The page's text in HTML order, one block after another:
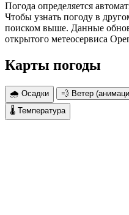
Погода определяется
Чтобы узнать погоду в
поиском выше. Данные
открытого метеосервиса
Карты погоды
🌧 Осадки 💨 Ветер
🌡 Температура